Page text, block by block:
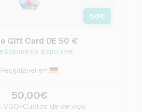
50€
Gift Card DE 50 €
disponível
Resgatável em:
50,00€
VGO-Custos de serviço